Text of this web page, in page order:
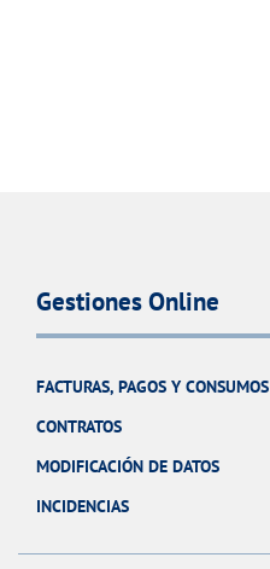
Gestiones Online
FACTURAS, PAGOS Y CONSUMOS
CONTRATOS
MODIFICACIÓN DE DATOS
INCIDENCIAS